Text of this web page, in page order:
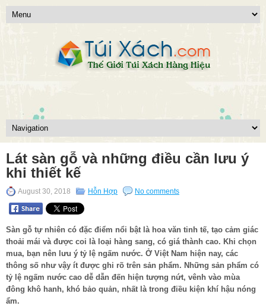
Lát sàn gỗ và những điều cần lưu ý
khi thiết kế
August 30, 2018 Hỗn Hợp No comments
Sàn gỗ tự nhiên có đặc điểm nổi bật là hoa văn tinh tế, tạo cảm giác
thoải mái và được coi là loại hàng sang, có giá thành cao. Khi chọn
mua, bạn nên lưu ý tỷ lệ ngấm nước. Ở Việt Nam hiện nay, các
thông số như vậy ít được ghi rõ trên sản phẩm. Những sản phẩm có
tỷ lệ ngấm nước cao dễ dẫn đến hiện tượng nứt, vênh vào mùa
đông khô hanh, khó bảo quản, nhất là trong điều kiện khí hậu nóng
ẩm.